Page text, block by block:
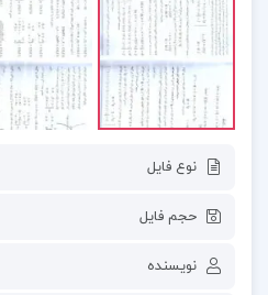
نوع فایل
حجم فایل
نویسنده